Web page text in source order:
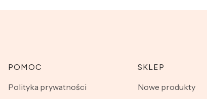
Linki w stopce
POMOC
Polityka prywatności
SKLEP
Nowe produkty